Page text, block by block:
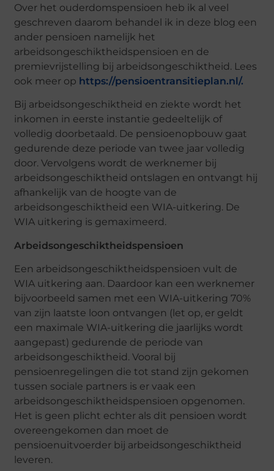
Over het ouderdomspensioen heb ik al veel
geschreven daarom behandel ik in deze blog een
ander pensioen namelijk het
arbeidsongeschiktheidspensioen en de
premievrijstelling bij arbeidsongeschiktheid. Lees
ook meer op https://pensioentransitieplan.nl/.
Bij arbeidsongeschiktheid en ziekte wordt het
inkomen in eerste instantie gedeeltelijk of
volledig doorbetaald. De pensioenopbouw gaat
gedurende deze periode van twee jaar volledig
door. Vervolgens wordt de werknemer bij
arbeidsongeschiktheid ontslagen en ontvangt hij
afhankelijk van de hoogte van de
arbeidsongeschiktheid een WIA-uitkering. De
WIA uitkering is gemaximeerd.
Arbeidsongeschiktheidspensioen
Een arbeidsongeschiktheidspensioen vult de
WIA uitkering aan. Daardoor kan een werknemer
bijvoorbeeld samen met een WIA-uitkering 70%
van zijn laatste loon ontvangen (let op, er geldt
een maximale WIA-uitkering die jaarlijks wordt
aangepast) gedurende de periode van
arbeidsongeschiktheid. Vooral bij
pensioenregelingen die tot stand zijn gekomen
tussen sociale partners is er vaak een
arbeidsongeschiktheidspensioen opgenomen.
Het is geen plicht echter als dit pensioen wordt
overeengekomen dan moet de
pensioenuitvoerder bij arbeidsongeschiktheid
leveren.